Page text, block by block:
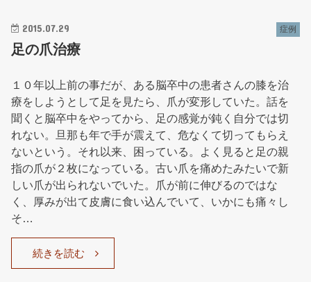
2015.07.29 症例
足の爪治療
１０年以上前の事だが、ある脳卒中の患者さんの膝を治
療をしようとして足を見たら、爪が変形していた。話を
聞くと脳卒中をやってから、足の感覚が鈍く自分では切
れない。旦那も年で手が震えて、危なくて切ってもらえ
ないという。それ以来、困っている。よく見ると足の親
指の爪が２枚になっている。古い爪を痛めたみたいで新
しい爪が出られないでいた。爪が前に伸びるのではな
く、厚みが出て皮膚に食い込んでいて、いかにも痛々し
そ…
続きを読む